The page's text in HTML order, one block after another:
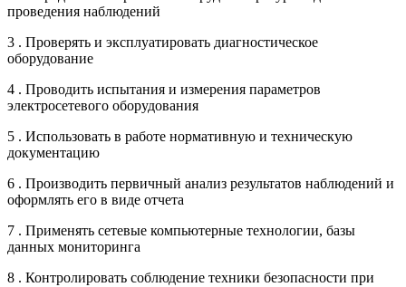
проведения наблюдений
3 . Проверять и эксплуатировать диагностическое
оборудование
4 . Проводить испытания и измерения параметров
электросетевого оборудования
5 . Использовать в работе нормативную и техническую
документацию
6 . Производить первичный анализ результатов наблюдений и
оформлять его в виде отчета
7 . Применять сетевые компьютерные технологии, базы
данных мониторинга
8 . Контролировать соблюдение техники безопасности при